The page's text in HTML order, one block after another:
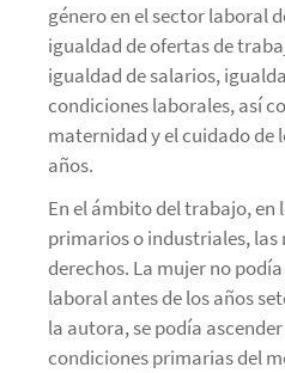
género en el sector laboral
igualdad de ofertas de
igualdad de salarios,
condiciones laborales, así
maternidad y el cuidado de
años.
En el ámbito del trabajo, en
primarios o industriales, las
derechos. La mujer no
laboral antes de los años
la autora, se podía
condiciones primarias del